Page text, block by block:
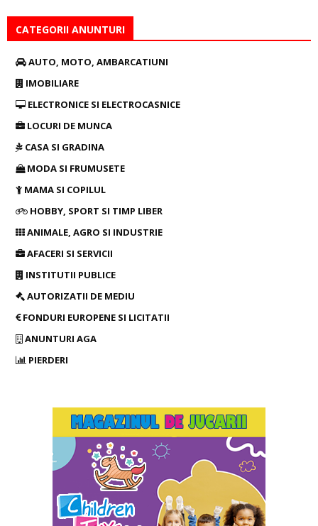
CATEGORII ANUNTURI
AUTO, MOTO, AMBARCATIUNI
IMOBILIARE
ELECTRONICE SI ELECTROCASNICE
LOCURI DE MUNCA
CASA SI GRADINA
MODA SI FRUMUSETE
MAMA SI COPILUL
HOBBY, SPORT SI TIMP LIBER
ANIMALE, AGRO SI INDUSTRIE
AFACERI SI SERVICII
INSTITUTII PUBLICE
AUTORIZATII DE MEDIU
FONDURI EUROPENE SI LICITATII
ANUNTURI AGA
PIERDERI